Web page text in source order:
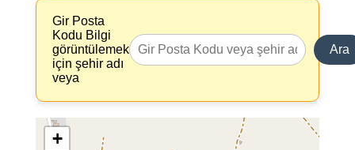
Gir Posta
Kodu Bilgi
görüntülemek
için şehir adı
veya
Ara
+